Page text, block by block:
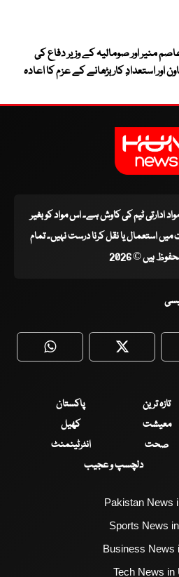
منیر اور صومالیہ کے وزیر دفاع کی
اور استعدادِ کار بڑھانے کے عزم کا اعادہ
مواد ادارتی ٹیم کی کاوش ہے۔ اس مواد کو بغیر
استعمال یا نقل کرنا درست نہیں۔ تمام
ہیں © 2026
WhatsApp Twitter
تازہ ترین
پاکستان
معیشت
کھیل
صحت
انٹرٹینمنٹ
دلچسپ و عجیب
Pakistan News
Sports News
Business News
Tech News in